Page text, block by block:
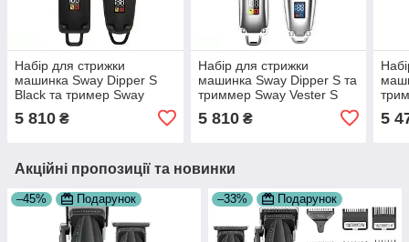
Набір для стрижки
машинка Sway Dipper S
Black та тример Sway
5 810 ₴
Набір для стрижки
машинка Sway Dipper S та
триммер Sway Vester S
5 810₴ 5
Акційні пропозиції та новинки
–45% Подарунок –33% Подарунок